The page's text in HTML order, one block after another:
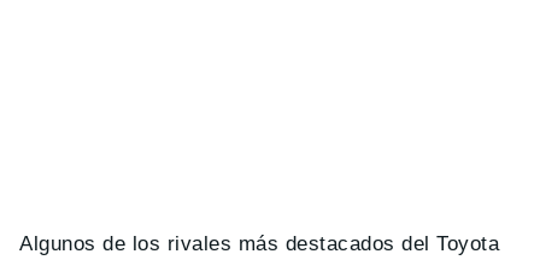
Algunos de los rivales más destacados del Toyota